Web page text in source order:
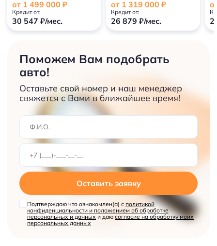
от 1 499 000 ₽
Кредит от:
30 547 ₽/мес.
от 1 319 000 ₽
Кредит от:
26 879 ₽/мес.
Поможем Вам подобрать
авто!
Оставьте свой номер и наш менеджер
свяжется с Вами в ближайшее время!
Оставить заявку
Подтверждаю что ознакомлен(а) с политикой
конфиденциальности и положением об обработке
персональных и данных и даю согласие на обработку моих
персональных данных